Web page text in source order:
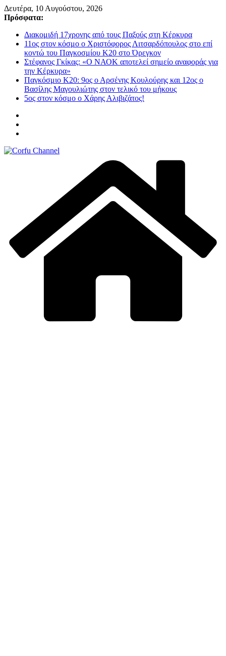
Μετάβαση
σε
Δευτέρα, 10 Αυγούστου, 2026
Πρόσφατα:
Διακομιδή 17χρονης από τους Παξούς στη Κέρκυρα
11ος στον κόσμο ο Χριστόφορος Λιτσαρδόπουλος στο επί
κοντώ του Παγκοσμίου Κ20 στο Όρεγκον
Στέφανος Γκίκας: «Ο ΝΑΟΚ αποτελεί σημείο αναφοράς για
την Κέρκυρα»
Παγκόσμιο Κ20: 9ος ο Αρσένης Κουλούρης και 12ος ο
Βασίλης Μαγουλιώτης στον τελικό του μήκους
5ος στον κόσμο ο Χάρης Αλιβιζάτος!